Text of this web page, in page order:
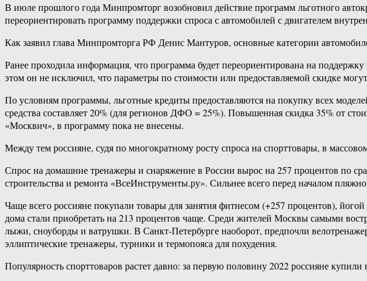
В июле прошлого года Минпромторг возобновил действие программ льготного
переориентировать программу поддержки спроса с автомобилей с двигателем
Как заявил глава Минпромторга РФ Денис Мантуров, основные категории
Ранее проходила информация, что программа будет переориентирована на
этом он не исключил, что параметры по стоимости или предоставляемой скидке могут
По условиям программы, льготные кредиты предоставляются на покупку всех
средства составляет 20% (для регионов ДФО = 25%). Повышенная скидка 35% от
«Москвич», в программу пока не внесены.
Между тем россияне, судя по многократному росту спроса на спорттовары, в
Спрос на домашние тренажеры и снаряжение в России вырос на 257 процентов по
строительства и ремонта «ВсеИнструменты.ру». Сильнее всего перед началом
Чаще всего россияне покупали товары для занятия фитнесом (+257 процентов),
дома стали приобретать на 213 процентов чаще. Среди жителей Москвы самыми
лыжи, сноуборды и ватрушки. В Санкт-Петербурге наоборот, предпочли
эллиптические тренажеры, турники и термопояса для похудения.
Популярность спорттоваров растет давно: за первую половину 2022 россияне